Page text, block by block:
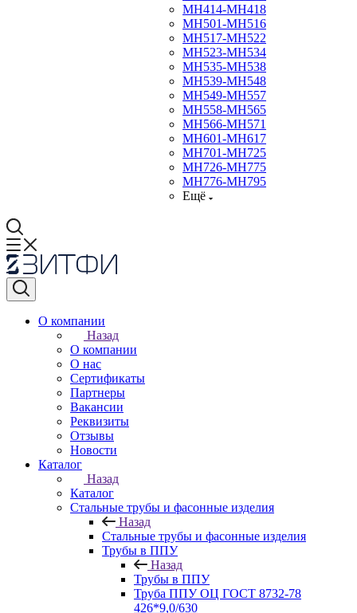
МН414-МН418
МН501-МН516
МН517-МН522
МН523-МН534
МН535-МН538
МН539-МН548
МН549-МН557
МН558-МН565
МН566-МН571
МН601-МН617
МН701-МН725
МН726-МН775
МН776-МН795
Ещё
О компании
Назад
О компании
О нас
Сертификаты
Партнеры
Вакансии
Реквизиты
Отзывы
Новости
Каталог
Назад
Каталог
Стальные трубы и фасонные изделия
Назад
Стальные трубы и фасонные изделия
Трубы в ППУ
Назад
Трубы в ППУ
Труба ППУ ОЦ ГОСТ 8732-78
426*9,0/630